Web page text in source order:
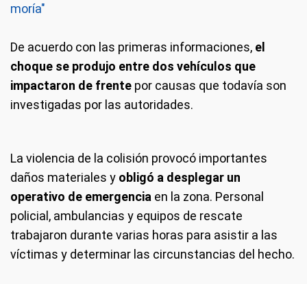
moría"
De acuerdo con las primeras informaciones, el
choque se produjo entre dos vehículos que
impactaron de frente por causas que todavía son
investigadas por las autoridades.
La violencia de la colisión provocó importantes
daños materiales y obligó a desplegar un
operativo de emergencia en la zona. Personal
policial, ambulancias y equipos de rescate
trabajaron durante varias horas para asistir a las
víctimas y determinar las circunstancias del hecho.